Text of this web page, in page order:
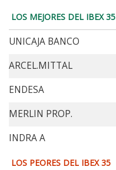
LOS MEJORES DEL IBEX 35
UNICAJA BANCO
ARCEL.MITTAL
ENDESA
MERLIN PROP.
INDRA A
LOS PEORES DEL IBEX 35